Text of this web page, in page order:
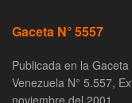
Gaceta N° 5557
Publicada en la
Venezuela N° 5.557,
noviembre del 2001.